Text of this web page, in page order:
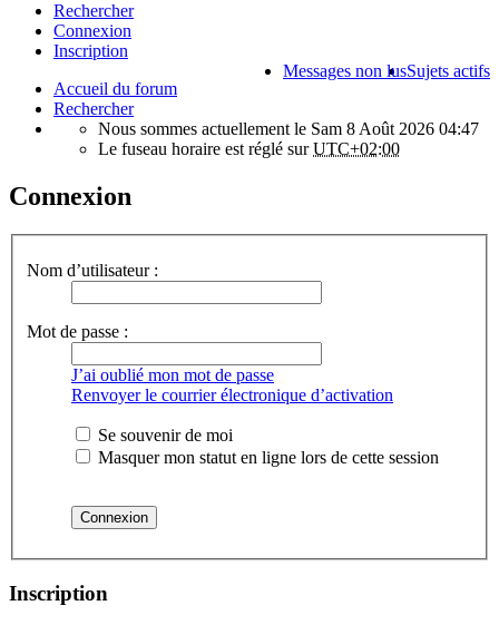
Rechercher
Connexion
Inscription
Sujets actifs
Messages non lus
Accueil du forum
Rechercher
Nous sommes actuellement le Sam 8 Août 2026 04:47
Le fuseau horaire est réglé surUTC+02:00
Connexion
Nom d’utilisateur :
Mot de passe :
J’ai oublié mon mot de passe
Renvoyer le courrier électronique d’activation
Se souvenir de moi
Masquer mon statut en ligne lors de cette session
Inscription